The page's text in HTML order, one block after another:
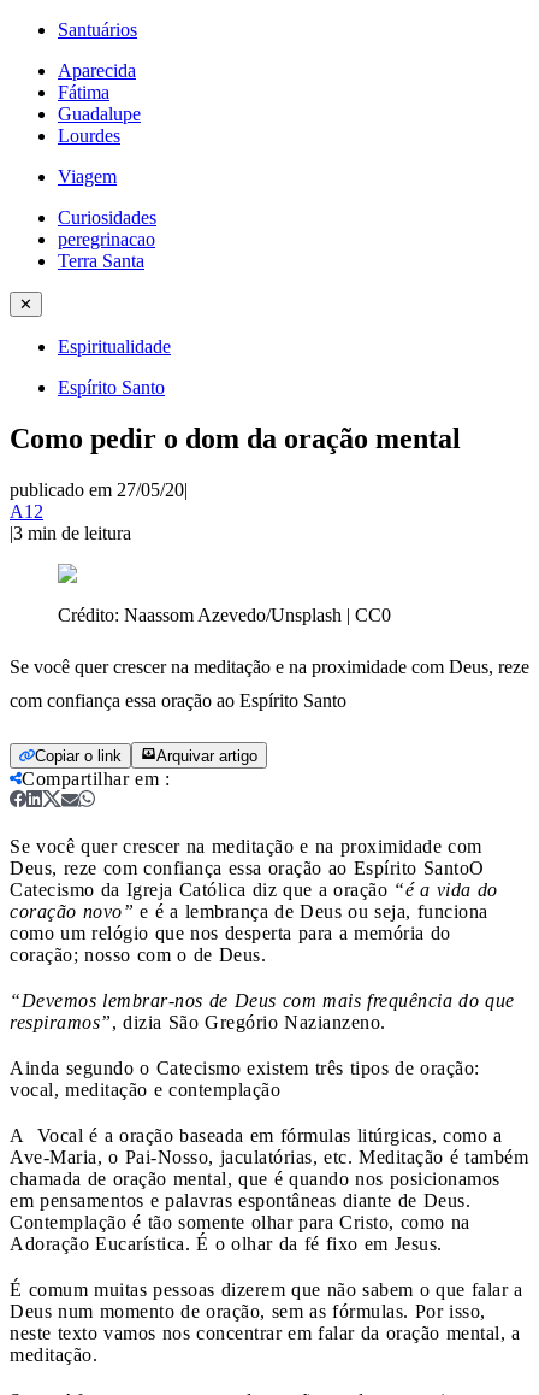
Santuários
Aparecida
Fátima
Guadalupe
Lourdes
Viagem
Curiosidades
peregrinacao
Terra Santa
✕
Espiritualidade
Espírito Santo
Como pedir o dom da oração mental
publicado em 27/05/20|
A12
|3 min de leitura
Crédito: Naassom Azevedo/Unsplash | CC0
Se você quer crescer na meditação e na proximidade com Deus, reze
com confiança essa oração ao Espírito Santo
Copiar o link Arquivar artigo
Compartilhar em :
Se você quer crescer na meditação e na proximidade com
Deus, reze com confiança essa oração ao Espírito SantoO
Catecismo da Igreja Católica diz que a oração “é a vida do
coração novo” e é a lembrança de Deus ou seja, funciona
como um relógio que nos desperta para a memória do
coração; nosso com o de Deus.
“Devemos lembrar-nos de Deus com mais frequência do que
respiramos”, dizia São Gregório Nazianzeno.
Ainda segundo o Catecismo existem três tipos de oração:
vocal, meditação e contemplação
A Vocal é a oração baseada em fórmulas litúrgicas, como a
Ave-Maria, o Pai-Nosso, jaculatórias, etc. Meditação é também
chamada de oração mental, que é quando nos posicionamos
em pensamentos e palavras espontâneas diante de Deus.
Contemplação é tão somente olhar para Cristo, como na
Adoração Eucarística. É o olhar da fé fixo em Jesus.
É comum muitas pessoas dizerem que não sabem o que falar a
Deus num momento de oração, sem as fórmulas. Por isso,
neste texto vamos nos concentrar em falar da oração mental, a
meditação.